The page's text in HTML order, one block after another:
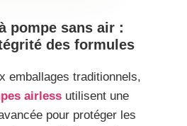
pompe sans air :
des formules
emballages traditionnels,
airless utilisent une
pour protéger les